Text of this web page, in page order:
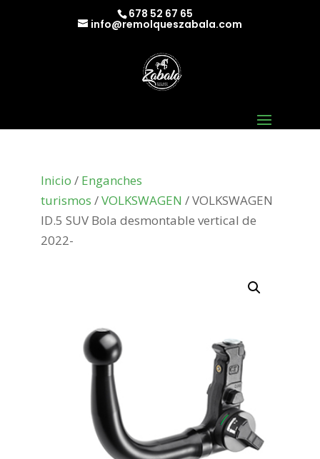
678 52 67 65
info@remolqueszabala.com
Inicio / Enganches
turismos /VOLKSWAGEN / VOLKSWAGEN
ID.5 SUV Bola desmontable vertical de
2022-